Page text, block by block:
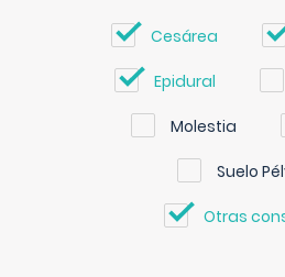
Cesárea
Epidural
Molestia
Suelo
Otras